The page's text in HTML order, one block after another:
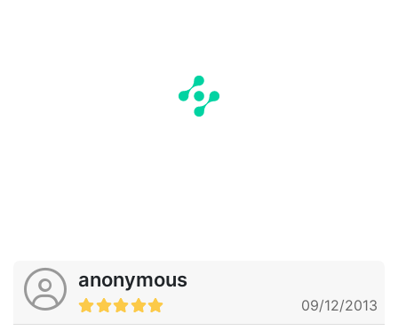
anonymous
09/12/2013